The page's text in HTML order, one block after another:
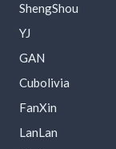
ShengShou
YJ
GAN
Cubolivia
FanXin
LanLan